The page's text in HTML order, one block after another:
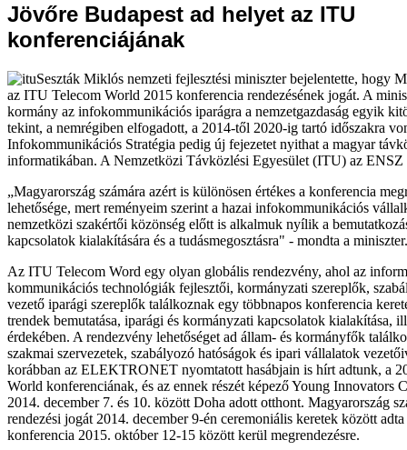
Jövőre Budapest ad helyet az ITU
konferenciájának
Seszták Miklós nemzeti fejlesztési miniszter bejelentette, hogy
az ITU Telecom World 2015 konferencia rendezésének jogát. A
kormány az infokommunikációs iparágra a nemzetgazdaság egyik
tekint, a nemrégiben elfogadott, a 2014-től 2020-ig tartó időszakra
Infokommunikációs Stratégia pedig új fejezetet nyithat a magyar
informatikában. A Nemzetközi Távközlési Egyesület (ITU) az ENSZ
„Magyarország számára azért is különösen értékes a konferencia
lehetősége, mert reményeim szerint a hazai infokommunikációs
nemzetközi szakértői közönség előtt is alkalmuk nyílik a
kapcsolatok kialakítására és a tudásmegosztásra" - mondta a miniszter.
Az ITU Telecom Word egy olyan globális rendezvény, ahol az
kommunikációs technológiák fejlesztői, kormányzati szereplők,
vezető iparági szereplők találkoznak egy többnapos konferencia
trendek bemutatása, iparági és kormányzati kapcsolatok kialakítása,
érdekében. A rendezvény lehetőséget ad állam- és kormányfők
szakmai szervezetek, szabályozó hatóságok és ipari vállalatok
korábban az ELEKTRONET nyomtatott hasábjain is hírt adtunk, a
World konferenciának, és az ennek részét képező Young Innovators
2014. december 7. és 10. között Doha adott otthont. Magyarország
rendezési jogát 2014. december 9-én ceremoniális keretek között
konferencia 2015. október 12-15 között kerül megrendezésre.